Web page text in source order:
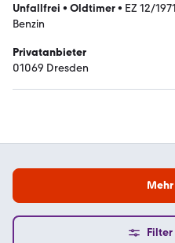
Unfallfrei • Oldtimer• EZ 12/1971
Benzin
Privatanbieter
01069 Dresden
Filter